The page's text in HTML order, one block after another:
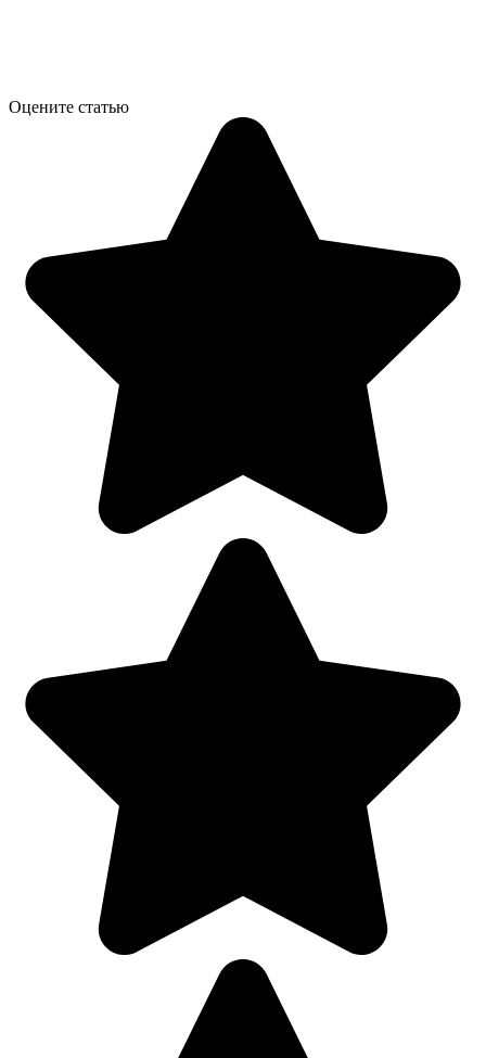
Оцените статью